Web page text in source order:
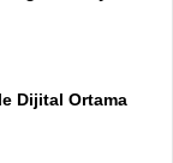
Dijital Ortama